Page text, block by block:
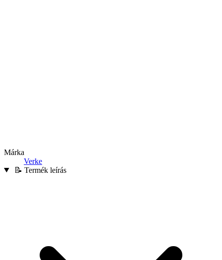
Márka
Verke
📝 Termék leírás